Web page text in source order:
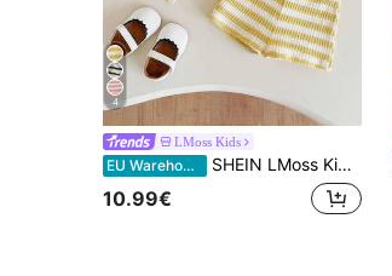
4
LMoss Kids
EU Warehouse SHEIN LMoss Kids Casual zomerse schattige gestreepte tanktop en elastische taille shorts set voor babymeisjes
10.99€